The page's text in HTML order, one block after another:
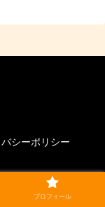
シーポリシー
プロフィール